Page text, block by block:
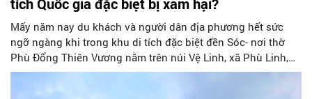
Mấy năm nay du khách và người dân địa phương hết sức
ngỡ ngàng khi trong khu di tích đặc biệt đền Sóc- nơi thờ
Phù Đổng Thiên Vương nằm trên núi Vệ Linh, xã Phù Linh,
huyện Sóc Sơn (Hà Nội) xuất hiện một nhà hàng hoành
tráng mang tên “Ẩm thực vườn Gióng”.